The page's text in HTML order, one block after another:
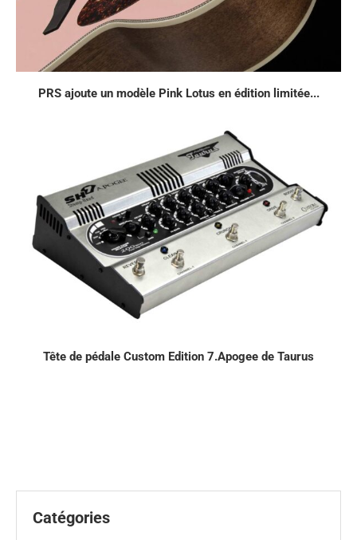
PRS ajoute un modèle Pink Lotus en édition limitée...
Tête de pédale Custom Edition 7.Apogee de Taurus
Catégories